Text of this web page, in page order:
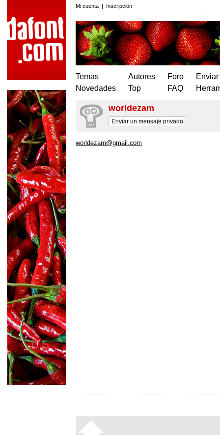
Mi cuenta | Inscripción
Temas
Novedades
Autores
Top
Foro
FAQ
worldezam
Enviar un mensaje privado
worldezam@gmail.com